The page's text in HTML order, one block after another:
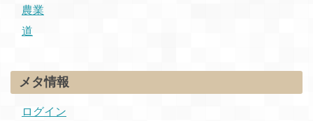
農業
道
メタ情報
ログイン